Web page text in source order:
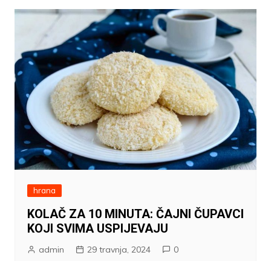
hrana
KOLAČ ZA 10 MINUTA: ČAJNI ČUPAVCI
KOJI SVIMA USPIJEVAJU
admin 29 travnja, 2024 0